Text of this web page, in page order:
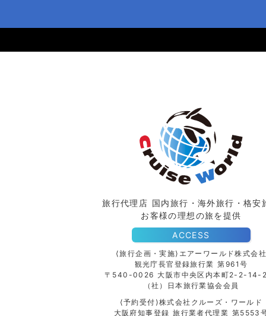
旅行代理店 国内旅行・海外旅行・格安
お客様の理想の旅を提供
ACCESS
⟨旅行企画・実施⟩エアーワールド株式会社
観光庁長官登録旅行業 第961号
〒540-0026 大阪市中央区内本町2-2-14-
（社）日本旅行業協会会員
⟨予約受付⟩株式会社クルーズ・ワールド
大阪府知事登録 旅行業者代理業 第5553